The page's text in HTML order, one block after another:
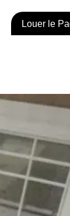
Louer le